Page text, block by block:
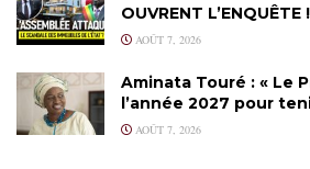
OUVRENT L’ENQUÊTE !
AOÛT 7, 2026
Aminata Touré : « Le
l’année 2027 pour
AOÛT 7, 2026